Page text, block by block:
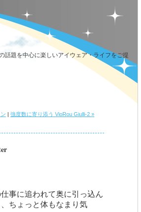
話題を中心に楽しいアイウェア・ライフをご提
| 強度数に寄り添う VioRou Giulli-2 »
事に追われて奥に引っ込ん
ちょっと体もなまり気